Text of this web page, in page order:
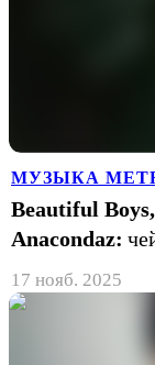
МУЗЫКА
Beautiful
Anacondaz:
17 нояб. 2025